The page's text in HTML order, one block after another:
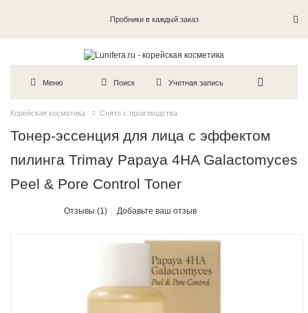
Пробники в каждый заказ
Меню Поиск Учетная запись
Корейская косметика Снято с производства
Тонер-эссенция для лица с эффектом
пилинга Trimay Papaya 4HA Galactomyces
Peel & Pore Control Toner
Отзывы (1) Добавьте ваш отзыв